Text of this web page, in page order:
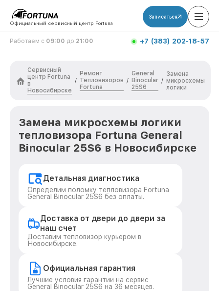
Официальный сервисный центр Fortuna
Записаться
Работаем с 09:00 до 21:00 +7 (383) 202-18-57
Сервисный
центр Fortuna
в
Новосибирске
/
Ремонт
Тепловизоров
Fortuna
/
General
Binocular
25S6
/
Замена
микросхемы
логики
Замена микросхемы логики
тепловизора Fortuna General
Binocular 25S6 в Новосибирске
Детальная диагностика
Определим поломку тепловизора Fortuna
General Binocular 25S6 без оплаты.
Доставка от двери до двери за
наш счет
Доставим тепловизор курьером в
Новосибирске.
Официальная гарантия
Лучшие условия гарантии на сервис
General Binocular 25S6 на 36 месяцев.